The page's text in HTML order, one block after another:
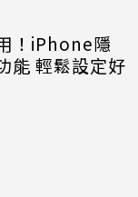
！iPhone隱
能 輕鬆設定好